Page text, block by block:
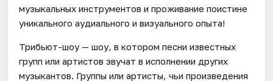
музыкальных инструментов и проживание поистине
уникального аудиального и визуального опыта!
Трибьют-шоу — шоу, в котором песни известных
групп или артистов звучат в исполнении других
музыкантов. Группы или артисты, чьи произведения